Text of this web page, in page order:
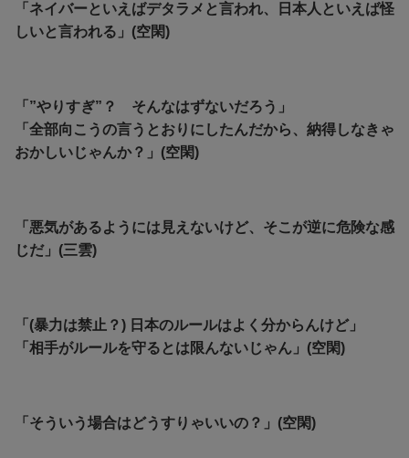
「ネイバーといえばデタラメと言われ、日本人といえば怪
しいと言われる」(空閑)
「”やりすぎ”？ そんなはずないだろう」
「全部向こうの言うとおりにしたんだから、納得しなきゃ
おかしいじゃんか？」(空閑)
「悪気があるようには見えないけど、そこが逆に危険な感
じだ」(三雲)
「(暴力は禁止？) 日本のルールはよく分からんけど」
「 相手がルールを守るとは限んないじゃん」(空閑)
「そういう場合はどうすりゃいいの？」(空閑)